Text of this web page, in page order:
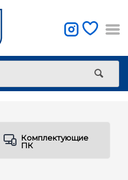
Комплектующие
ПК